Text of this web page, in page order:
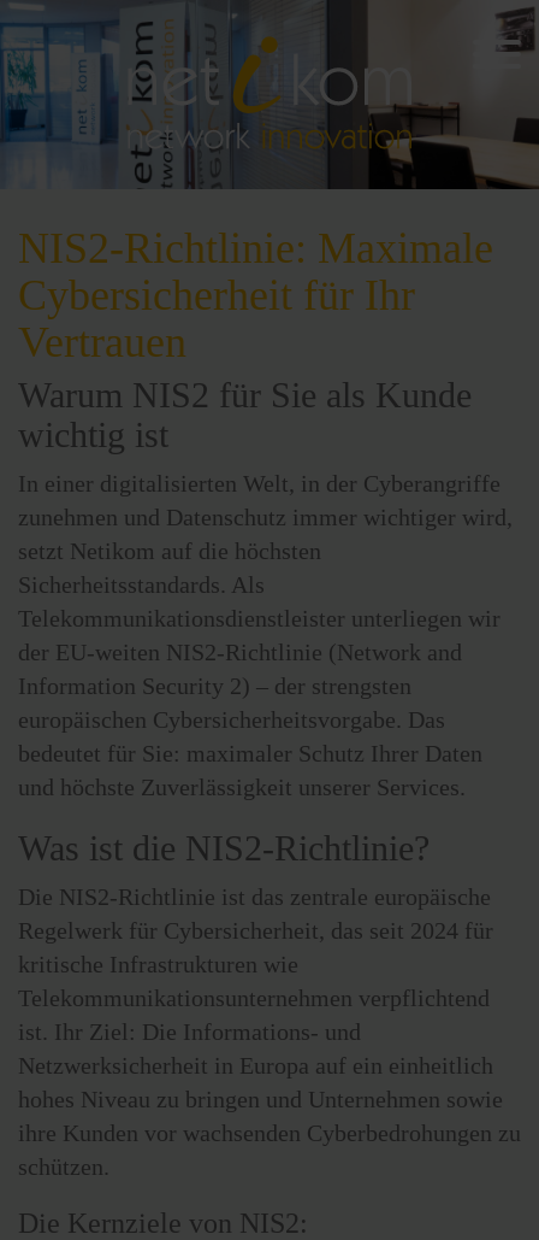
NIS2-Richtlinie: Maximale
Cybersicherheit für Ihr
Vertrauen
Warum NIS2 für Sie als Kunde
wichtig ist
In einer digitalisierten Welt, in der Cyberangriffe
zunehmen und Datenschutz immer wichtiger wird,
setzt Netikom auf die höchsten
Sicherheitsstandards. Als
Telekommunikationsdienstleister unterliegen wir
der EU-weiten NIS2-Richtlinie (Network and
Information Security 2) – der strengsten
europäischen Cybersicherheitsvorgabe. Das
bedeutet für Sie: maximaler Schutz Ihrer Daten
und höchste Zuverlässigkeit unserer Services.
Was ist die NIS2-Richtlinie?
Die NIS2-Richtlinie ist das zentrale europäische
Regelwerk für Cybersicherheit, das seit 2024 für
kritische Infrastrukturen wie
Telekommunikationsunternehmen verpflichtend
ist. Ihr Ziel: Die Informations- und
Netzwerksicherheit in Europa auf ein einheitlich
hohes Niveau zu bringen und Unternehmen sowie
ihre Kunden vor wachsenden Cyberbedrohungen zu
schützen.
Die Kernziele von NIS2: